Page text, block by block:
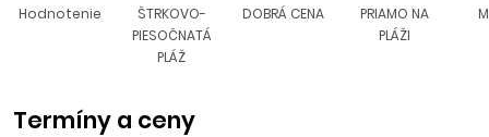
Hodnotenie
ŠTRKOVO-
PIESOČNATÁ
PLÁŽ
DOBRÁ CENA
PRIAMO NA
PLÁŽI
Termíny a ceny